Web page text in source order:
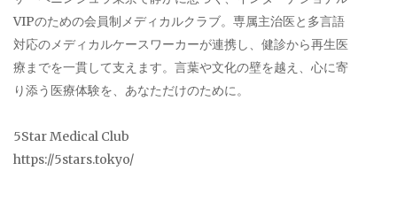
VIPのための会員制メディカルクラブ。専属主治医と多言語
対応のメディカルケースワーカーが連携し、健診から再生医
療までを一貫して支えます。言葉や文化の壁を越え、心に寄
り添う医療体験を、あなただけのために。
5Star Medical Club
https://5stars.tokyo/